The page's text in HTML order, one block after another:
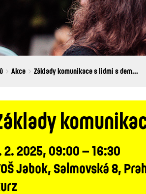
Akce Základy komunikace s lidmi s dem...
2. 2025, 09:00 – 16:30
Jabok, Salmovská 8,